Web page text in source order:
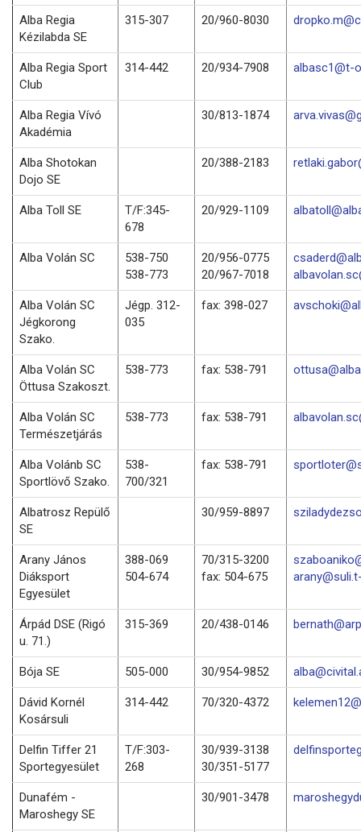
Alba Regia
Kézilabda SE
315-307 20/960-8030
Alba Regia Sport
Club
314-442 20/934-7908 albasc1@t-
Alba Regia Vívó
Akadémia
30/813-1874
Alba Shotokan
Dojo SE
20/388-2183
Alba Toll SE
T/F:345-
678
20/929-1109
Alba Volán SC
538-750
538-773
20/956-0775
20/967-7018
Alba Volán SC
Jégkorong
Szako.
Jégp. 312-
035
fax: 398-027
Alba Volán SC
Öttusa Szakoszt.
538-773 fax: 538-791
Alba Volán SC
Természetjárás
538-773 fax: 538-791
Alba Volánb SC
Sportlövő Szako.
538-
700/321
fax: 538-791
Albatrosz Repülő
SE
30/959-8897
Arany János
Diáksport
Egyesület
388-069
504-674
70/315-3200
fax: 504-675
Árpád DSE (Rigó
u. 71.)
315-369 20/438-0146
Bója SE 505-000 30/954-9852
Dávid Kornél
Kosársuli
314-442 70/320-4372
Delfin Tiffer 21
Sportegyesület
T/F:303-
268
30/939-3138
30/351-5177
Dunafém -
Maroshegy SE
30/901-3478